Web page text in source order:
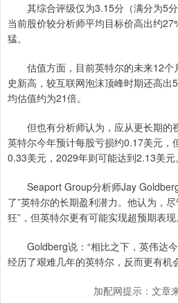
其综合评级仅为3.15分（满分为5分
当前股价较分析师平均目标价高出约
猛。
估值方面，目前英特尔的未来12个
史新高，较互联网泡沫顶峰时期还高
均估值约为21倍。
但也有分析师认为，应从更长期的
英特尔今年预计每股亏损约0.17美元，
0.33美元，2029年则可能达到2.13美元。
Seaport Group分析师Jay Goldberg
了”英特尔的长期盈利潜力。他认为，
狂”，但英特尔更有可能实现超预期表现
Goldberg说：“相比之下，英伟达
经历了艰难几年的英特尔，反而更有机
加配网提示：文章